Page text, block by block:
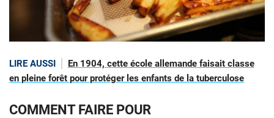
LIRE AUSSI
En 1904, cette école allemande faisait classe
en pleine forêt pour protéger les enfants de la tuberculose
COMMENT FAIRE POUR